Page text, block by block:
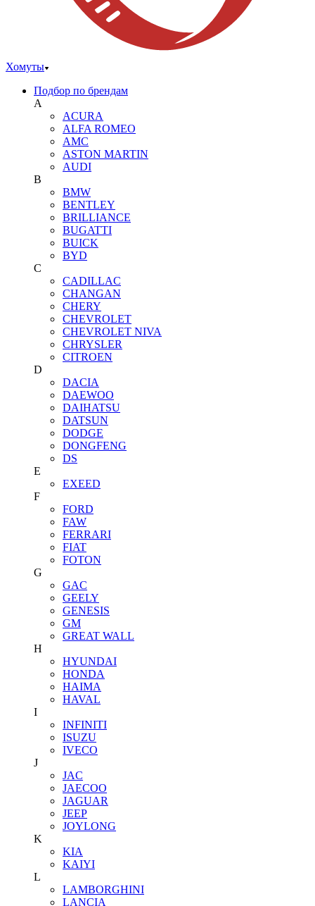
Хомуты
Подбор по брендам
A
ACURA
ALFA ROMEO
AMC
ASTON MARTIN
AUDI
B
BMW
BENTLEY
BRILLIANCE
BUGATTI
BUICK
BYD
C
CADILLAC
CHANGAN
CHERY
CHEVROLET
CHEVROLET NIVA
CHRYSLER
CITROEN
D
DACIA
DAEWOO
DAIHATSU
DATSUN
DODGE
DONGFENG
DS
E
EXEED
F
FORD
FAW
FERRARI
FIAT
FOTON
G
GAC
GEELY
GENESIS
GM
GREAT WALL
H
HYUNDAI
HONDA
HAIMA
HAVAL
I
INFINITI
ISUZU
IVECO
J
JAC
JAECOO
JAGUAR
JEEP
JOYLONG
K
KIA
KAIYI
L
LAMBORGHINI
LANCIA